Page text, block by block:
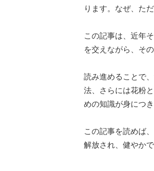
ります。なぜ、た
この記事は、近年
を交えながら、そ
読み進めることで
法、さらには花粉
めの知識が身につき
この記事を読めば
解放され、健やか